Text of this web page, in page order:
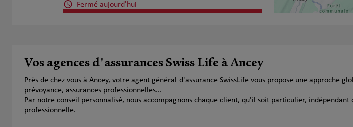
Fermé aujourd'hui
5 Gaujour & Carnet Assurances
9 BOULEVARD GEORGES CLEMENCEAU
Fermé aujourd'hui
Vos agences d'assurances Swiss Life à Ancey
Près de chez vous à Ancey, votre agent général d'assurance SwissLife vous propose une approche
prévoyance, assurances professionnelles...
Par notre conseil personnalisé, nous accompagnons chaque client, qu'il soit particulier,
professionnelle.